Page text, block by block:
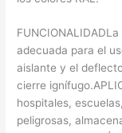
adecuada para el
aislante y el
cierre
hospitales,
peligrosas,